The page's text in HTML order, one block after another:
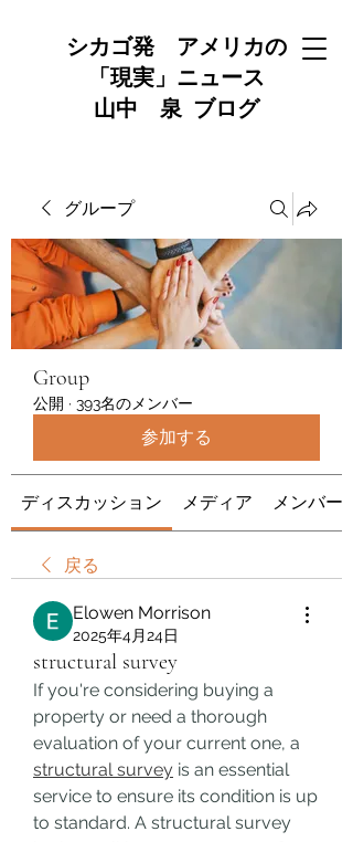
シカゴ発 アメリカの
「現実」ニュース
山中 泉 ブログ
グループ
Group
公開 · 393名のメンバー
参加する
ディスカッション メディア メンバー
戻る
Elowen Morrison
2025年4月24日
structural survey
If you're considering buying a
property or need a thorough
structural survey is an essential
service to ensure its condition is up
to standard. A structural survey